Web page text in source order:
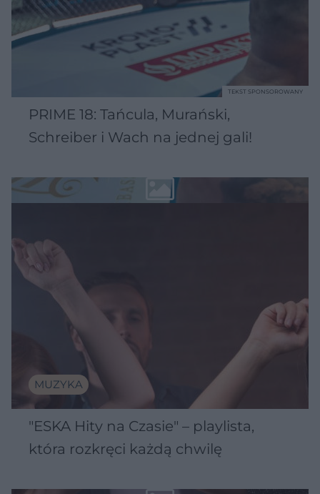
PRIME 18: Tańcula, Murański,
Schreiber i Wach na jednej gali!
TEKST SPONSOROWANY
MUZYKA
"ESKA Hity na Czasie" – playlista,
która rozkręci każdą chwilę